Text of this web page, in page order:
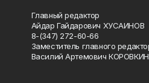
Главный редактор
Айдар Гайдарович ХУСАИНОВ
8-(347) 272-60-66
Заместитель главного
Василий Артемович КОРОВКИН